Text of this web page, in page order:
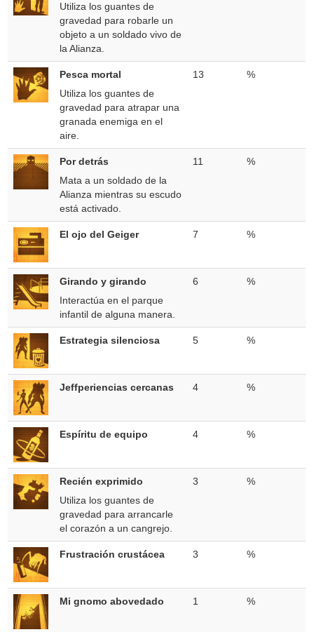
Utiliza los guantes de
gravedad para robarle un
objeto a un soldado vivo de
la Alianza.
Pesca mortal
Utiliza los guantes de
gravedad para atrapar una
granada enemiga en el
aire.
13 %
Por detrás
Mata a un soldado de la
Alianza mientras su escudo
está activado.
11 %
El ojo del Geiger 7 %
Girando y girando
Interactúa en el parque
infantil de alguna manera.
6 %
Estrategia silenciosa 5 %
Jeffperiencias cercanas 4 %
Espíritu de equipo 4 %
Recién exprimido
Utiliza los guantes de
gravedad para arrancarle
el corazón a un cangrejo.
3 %
Frustración crustácea 3 %
Mi gnomo abovedado 1 %